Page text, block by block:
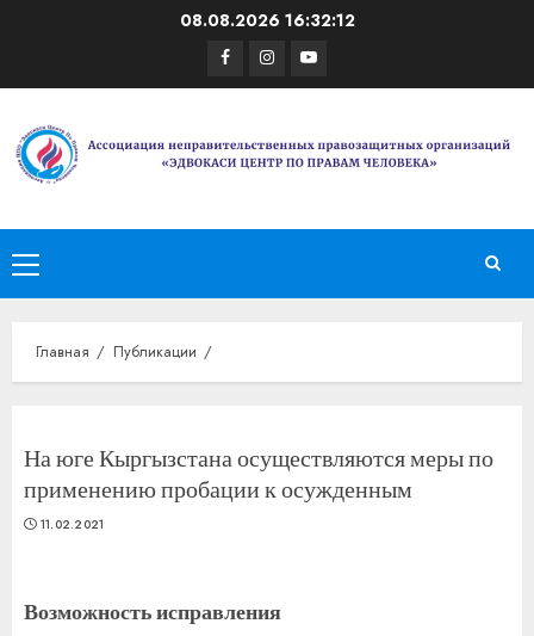
08.08.2026 16:32:13
Facebook
Instagram
Youtube
Основное
меню
Главная Публикации
На юге Кыргызстана осуществляются меры по
применению пробации к осужденным
11.02.2021
Возможность исправления